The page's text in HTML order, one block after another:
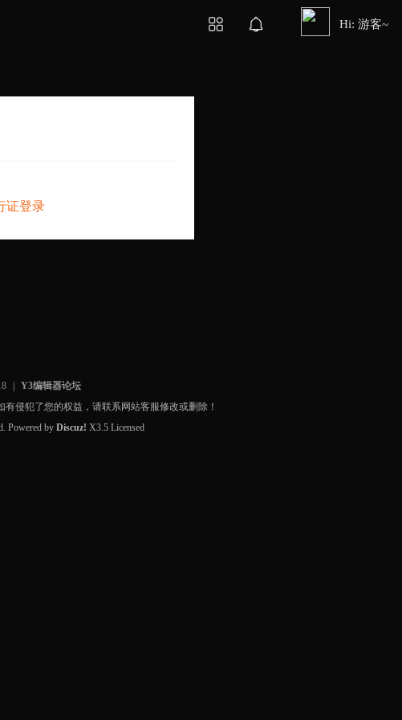
Hi: 游客~
证登录
Y3编辑器论坛
侵犯了您的权益，请联系网站客服修改或删除！
Powered byDiscuz! X3.5 Licensed